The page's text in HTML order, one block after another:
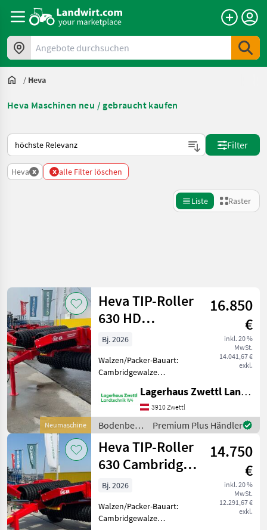
Angebote durchsuchen
/ Heva
Heva Maschinen neu / gebraucht kaufen
So wird auf Landwirt.com sortiert
Filter
Heva x x alle Filter löschen
Liste Raster
Kategorie 1 Land Filter
AKTUELLER
PFAD
Heva
KATEGORIE
WÄHLEN
Landtechnik
29
MARKTPLATZ
Marktplatz Händlerangebote
Zurücksetzen
29
Ergebnisse
anzeigen
Neumaschine
Heva TIP-Roller
630 HD
Cambridge 560
mm
16.850
€
inkl. 20 %
MwSt.
14.041,67 €
exkl.
Bj. 2026
Walzen/Packer-Bauart:
Cambridgewalze
Neumaschine;
Seriennummer/Fahrgestellnummer:
360940; Service Historie: Ja;
Anzahl Vorbesitzer: 1;
Weitere Masch
Lagerhaus Zwettl Landtechnik
3910 Zwettl
Bodenbearbeitung
/ Heva
Premium Plus Händler
Heva TIP-Roller
630 Cambridge
510 mm
14.750
€
inkl. 20 %
MwSt.
12.291,67 €
exkl.
Bj. 2026
Walzen/Packer-Bauart:
Cambridgewalze